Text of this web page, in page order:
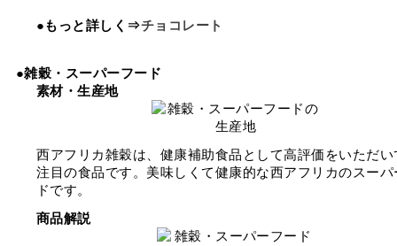
●もっと詳しく⇒チョコレート
●雑穀・スーパーフード
素材・生産地
西アフリカ雑穀は、健康補助食品として高評価をいただ
注目の食品です。美味しくて健康的な西アフリカのスー
ドです。
商品解説